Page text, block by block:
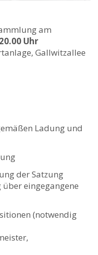
am
Uhr
Gallwitzallee
Ladung und
der Satzung
eingegangene
(notwendig